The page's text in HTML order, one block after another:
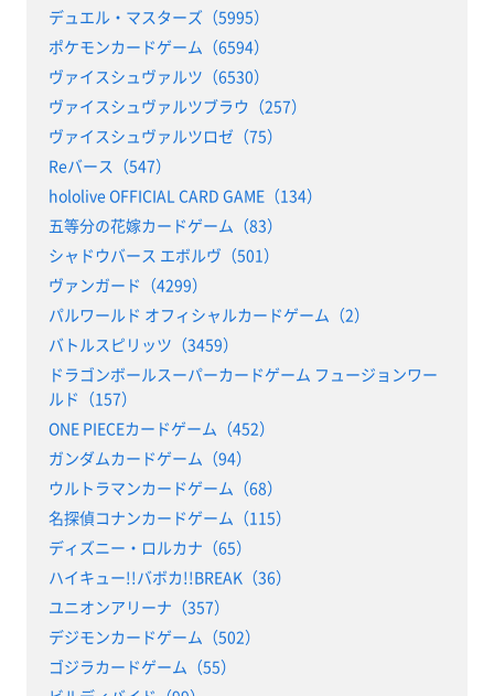
デュエル・マスターズ（5995）
ポケモンカードゲーム（6594）
ヴァイスシュヴァルツ（6530）
ヴァイスシュヴァルツブラウ（257）
ヴァイスシュヴァルツロゼ（75）
Reバース（547）
hololive OFFICIAL CARD GAME（134）
五等分の花嫁カードゲーム（83）
シャドウバース エボルヴ（501）
ヴァンガード（4299）
パルワールド オフィシャルカードゲーム（2）
バトルスピリッツ（3459）
ドラゴンボールスーパーカードゲーム フュージョンワー
ルド（157）
ONE PIECEカードゲーム（452）
ガンダムカードゲーム（94）
ウルトラマンカードゲーム（68）
名探偵コナンカードゲーム（115）
ディズニー・ロルカナ（65）
ハイキュー!!バボカ!!BREAK（36）
ユニオンアリーナ（357）
デジモンカードゲーム（502）
ゴジラカードゲーム（55）